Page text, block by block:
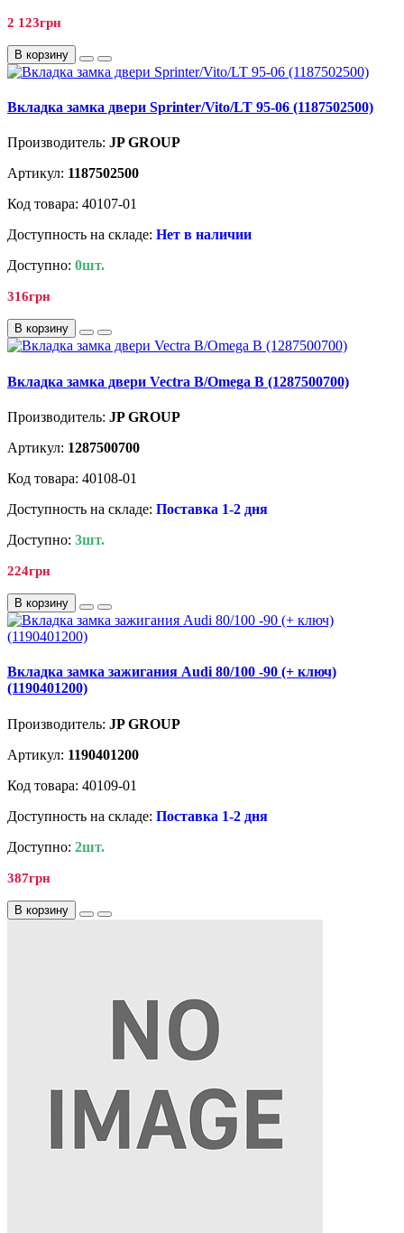
2 123грн
В корзину
Вкладка замка двери Sprinter/Vito/LT 95-06 (1187502500)
Производитель: JP GROUP
Артикул: 1187502500
Код товара: 40107-01
Доступность на складе: Нет в наличии
Доступно: 0шт.
316грн
В корзину
Вкладка замка двери Vectra B/Omega B (1287500700)
Производитель: JP GROUP
Артикул: 1287500700
Код товара: 40108-01
Доступность на складе: Поставка 1-2 дня
Доступно: 3шт.
224грн
В корзину
Вкладка замка зажигания Audi 80/100 -90 (+ ключ)
(1190401200)
Производитель: JP GROUP
Артикул: 1190401200
Код товара: 40109-01
Доступность на складе: Поставка 1-2 дня
Доступно: 2шт.
387грн
В корзину